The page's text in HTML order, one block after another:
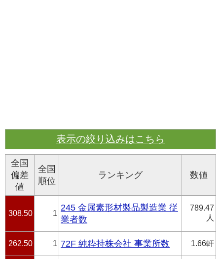
表示の絞り込みはこちら
全国
偏差
値
全国
順位
ランキング 数値
308.50 1
245 金属素形材製品製造業 従
業者数
789.47
人
262.50 1 72F 純粋持株会社 事業所数 1.66軒